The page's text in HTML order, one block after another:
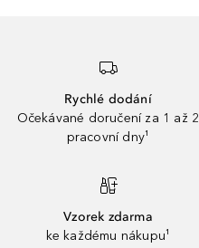
Rychlé dodání
Očekávané doručení za 1 až 2
pracovní dny¹
Vzorek zdarma
ke každému nákupu¹